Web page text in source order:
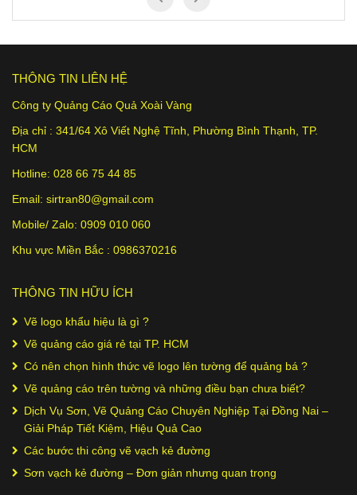
THÔNG TIN LIÊN HỆ
Công ty Quảng Cáo Quả Xoài Vàng
Địa chỉ : 341/64 Xô Viết Nghệ Tĩnh , Phường Bình Thạnh, TP.
HCM
Hotline: 028 66 75 44 85
Email: sirtran80@gmail.com
Mobile/ Zalo: 0909 010 060
Khu vực Miền Bắc : 0986370216
THÔNG TIN HỮU ÍCH
Vẽ logo khẩu hiệu là gì ?
Vẽ quảng cáo giá rẻ tại TP. HCM
Có nên chọn hình thức vẽ logo lên tường để quảng bá ?
Vẽ quảng cáo trên tường và những điều bạn chưa biết?
Dịch Vụ Sơn, Vẽ Quảng Cáo Chuyên Nghiệp Tại Đồng Nai –
Giải Pháp Tiết Kiệm, Hiệu Quả Cao
Các bước thi công vẽ vạch kẻ đường
Sơn vạch kẻ đường – Đơn giản nhưng quan trọng